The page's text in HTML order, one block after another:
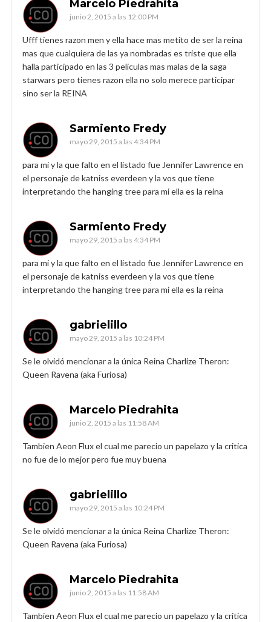
Marcelo Piedrahita
junio 2, 2015 a las 12:00 PM
Ufff tienes razon men y ella hace mas metito de ser la reina
mas que cualquiera de las ya nombradas es triste que ella
halla participado en las 3 peliculas mas malas de la saga
starwars pero tienes razon ella no solo merece participar
sino ser la REINA
Sarmiento Fredy
mayo 29, 2015 a las 4:34 PM
para mi y la que falto en el listado fue Jennifer Lawrence en
el personaje de katniss everdeen y la vos que tiene
interpretando the hanging tree para mi ella es la reina
Sarmiento Fredy
mayo 29, 2015 a las 4:34 PM
para mi y la que falto en el listado fue Jennifer Lawrence en
el personaje de katniss everdeen y la vos que tiene
interpretando the hanging tree para mi ella es la reina
gabrielillo
mayo 29, 2015 a las 10:24 PM
Se le olvidó mencionar a la única Reina Charlize Theron:
Queen Ravena (aka Furiosa)
Marcelo Piedrahita
junio 2, 2015 a las 11:58 AM
Tambien Aeon Flux el cual me parecio un papelazo y la critica
no fue de lo mejor pero fue muy buena
gabrielillo
mayo 29, 2015 a las 10:24 PM
Se le olvidó mencionar a la única Reina Charlize Theron:
Queen Ravena (aka Furiosa)
Marcelo Piedrahita
junio 2, 2015 a las 11:58 AM
Tambien Aeon Flux el cual me parecio un papelazo y la critica